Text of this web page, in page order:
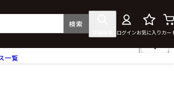
検索
ログインお気に入り カー
一覧